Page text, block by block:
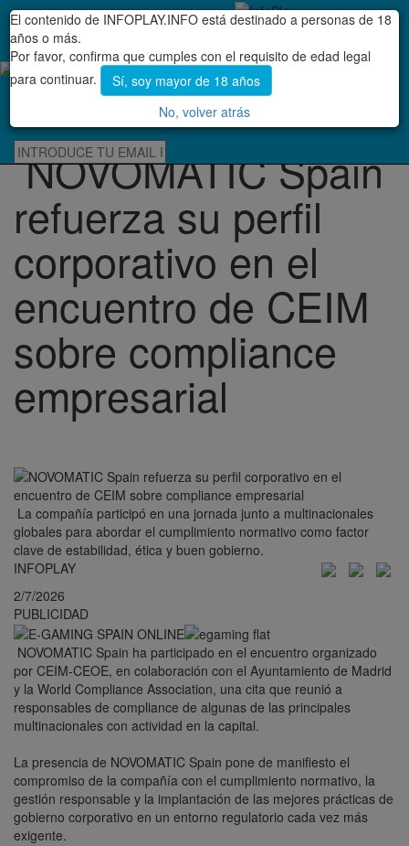
Menú
BUSCAR NEWSLETTER CONTACTO
NOVOMATIC Spain
refuerza su perfil
corporativo en el
encuentro de CEIM
sobre compliance
empresarial
La compañía participó en una jornada junto a multinacionales
globales para abordar el cumplimiento normativo como factor
clave de estabilidad, ética y buen gobierno.
INFOPLAY
2/7/2026
PUBLICIDAD
NOVOMATIC Spain ha participado en el encuentro organizado
por CEIM-CEOE, en colaboración con el Ayuntamiento de Madrid
y la World Compliance Association, una cita que reunió a
responsables de compliance de algunas de las principales
multinacionales con actividad en la capital.
La presencia de NOVOMATIC Spain pone de manifiesto el
compromiso de la compañía con el cumplimiento normativo, la
gestión responsable y la implantación de las mejores prácticas de
gobierno corporativo en un entorno regulatorio cada vez más
exigente.
El contenido de INFOPLAY.INFO está destinado a personas de 18
años o más.
Por favor, confirma que cumples con el requisito de edad legal
para continuar.
Sí, soy mayor de 18 años
No, volver atrás